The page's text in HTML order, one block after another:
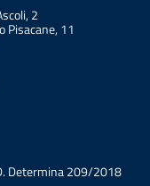
2
Pisacane, 11
Determina 209/2018